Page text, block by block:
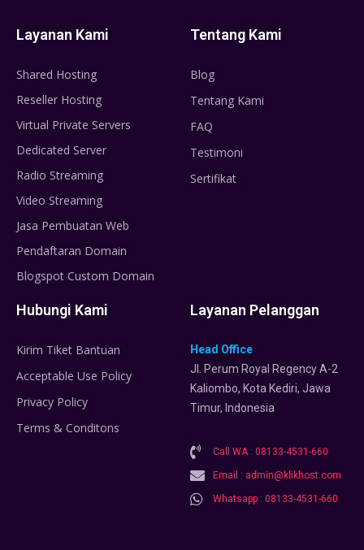
Layanan Kami
Shared Hosting
Reseller Hosting
Virtual Private Servers
Dedicated Server
Radio Streaming
Video Streaming
Jasa Pembuatan Web
Pendaftaran Domain
Blogspot Custom Domain
Tentang Kami
Blog
Tentang Kami
FAQ
Testimoni
Sertifikat
Hubungi Kami
Kirim Tiket Bantuan
Acceptable Use Policy
Privacy Policy
Terms & Conditons
Layanan Pelanggan
Head Office
Jl. Perum Royal Regency A-2
Kaliombo, Kota Kediri, Jawa
Timur, Indonesia
Call WA : 08133-4531-660
Email : admin@klikhost.com
Whatsapp : 08133-4531-660